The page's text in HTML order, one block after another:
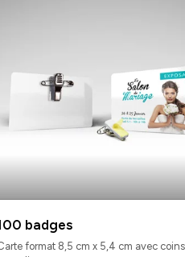
badges
format 8,5 cm x 5,4 cm avec coins